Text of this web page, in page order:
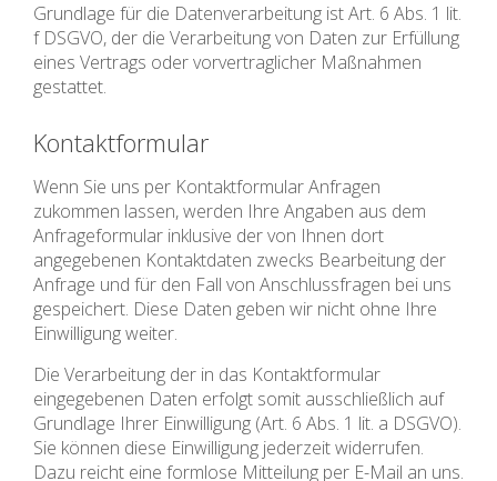
Grundlage für die Datenverarbeitung ist Art. 6 Abs. 1 lit.
f DSGVO, der die Verarbeitung von Daten zur Erfüllung
eines Vertrags oder vorvertraglicher Maßnahmen
gestattet.
Kontaktformular
Wenn Sie uns per Kontaktformular Anfragen
zukommen lassen, werden Ihre Angaben aus dem
Anfrageformular inklusive der von Ihnen dort
angegebenen Kontaktdaten zwecks Bearbeitung der
Anfrage und für den Fall von Anschlussfragen bei uns
gespeichert. Diese Daten geben wir nicht ohne Ihre
Einwilligung weiter.
Die Verarbeitung der in das Kontaktformular
eingegebenen Daten erfolgt somit ausschließlich auf
Grundlage Ihrer Einwilligung (Art. 6 Abs. 1 lit. a DSGVO).
Sie können diese Einwilligung jederzeit widerrufen.
Dazu reicht eine formlose Mitteilung per E-Mail an uns.